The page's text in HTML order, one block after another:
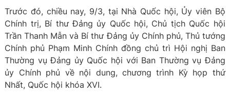
Trước đó, chiều nay, 9/3, tại Nhà Quốc hội, Ủy viên Bộ
Chính trị, Bí thư Đảng ủy Quốc hội, Chủ tịch Quốc hội
Trần Thanh Mẫn và Bí thư Đảng ủy Chính phủ, Thủ tướng
Chính phủ Phạm Minh Chính đồng chủ trì Hội nghị Ban
Thường vụ Đảng ủy Quốc hội với Ban Thường vụ Đảng
ủy Chính phủ về nội dung, chương trình Kỳ họp thứ
Nhất, Quốc hội khóa XVI.